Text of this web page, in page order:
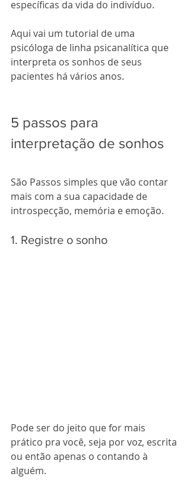
específicas da vida do indivíduo.
Aqui vai um tutorial de uma
psicóloga de linha psicanalítica que
interpreta os sonhos de seus
pacientes há vários anos.
5 passos para
interpretação de sonhos
São Passos simples que vão contar
mais com a sua capacidade de
introspecção, memória e emoção.
1. Registre o sonho
Pode ser do jeito que for mais
prático pra você, seja por voz, escrita
ou então apenas o contando à
alguém.